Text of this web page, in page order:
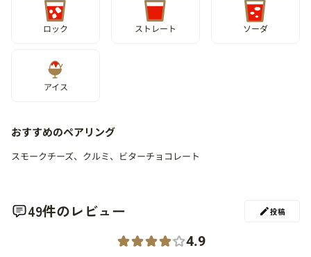
ロック ストレート ソーダ
アイス
おすすめのペアリング
スモークチーズ、クルミ、ビターチョコレート
49件のレビュー
4.9
投稿